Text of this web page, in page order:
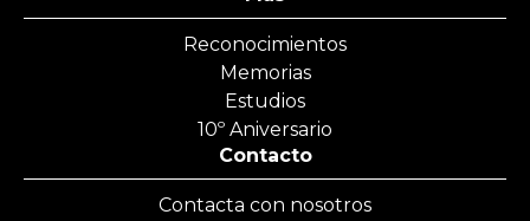
Reconocimientos
Memorias
Estudios
10º Aniversario
Contacto
Contacta con nosotros